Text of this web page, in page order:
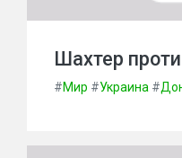
Шахтер
#Мир #Украина #